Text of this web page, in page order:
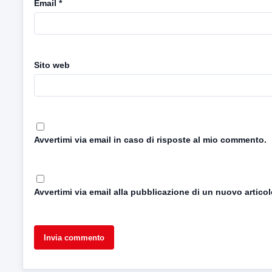
Email *
Sito web
Avvertimi via email in caso di risposte al mio commento.
Avvertimi via email alla pubblicazione di un nuovo